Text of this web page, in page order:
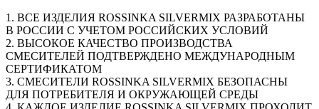
1. ВСЕ ИЗДЕЛИЯ ROSSINKA SILVERMIX РАЗРАБОТАНЫ
В РОССИИ С УЧЕТОМ РОССИЙСКИХ УСЛОВИЙ
2. ВЫСОКОЕ КАЧЕСТВО ПРОИЗВОДСТВА
СМЕСИТЕЛЕЙ ПОДТВЕРЖДЕНО МЕЖДУНАРОДНЫМ
СЕРТИФИКАТОМ
3. СМЕСИТЕЛИ ROSSINKA SILVERMIX БЕЗОПАСНЫ
ДЛЯ ПОТРЕБИТЕЛЯ И ОКРУЖАЮЩЕЙ СРЕДЫ